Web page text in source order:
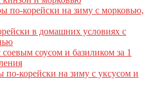
по-корейски на зиму с морковью,
в домашних условиях с
соусом и базиликом за 1
по-корейски на зиму с уксусом и